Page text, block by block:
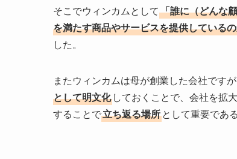
そこでウィンカムとして「誰に（どんな
を満たす商品やサービスを提供している
した。
またウィンカムは母が創業した会社です
として明文化 しておくことで、会社を拡
することで立ち返る場所として重要であ